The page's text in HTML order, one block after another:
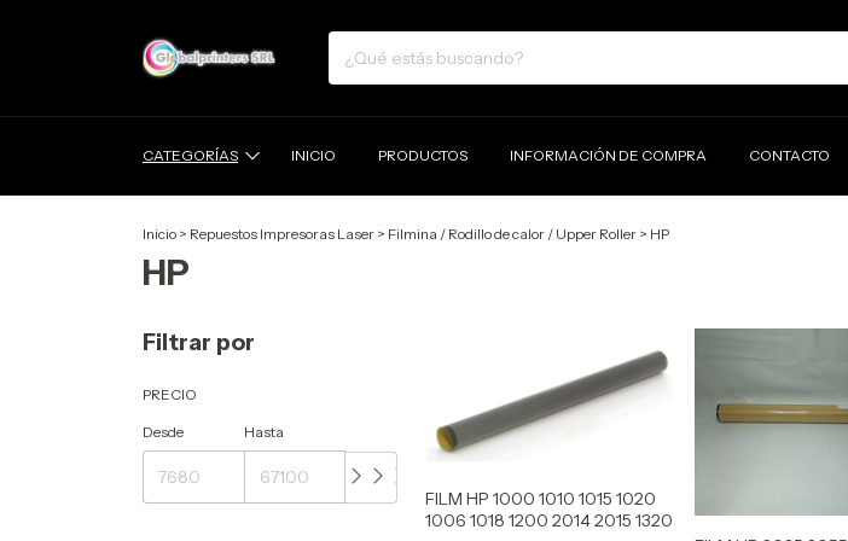
CATEGORÍAS INICIO PRODUCTOS INFORMACIÓN DE COMPRA CONTACTO
Inicio > Repuestos Impresoras Laser > Filmina / Rodillo de calor / Upper Roller > HP
HP
Filtrar por
PRECIO
Desde Hasta
FILM HP 1000 1010 1015 1020
1006 1018 1200 2014 2015 1320